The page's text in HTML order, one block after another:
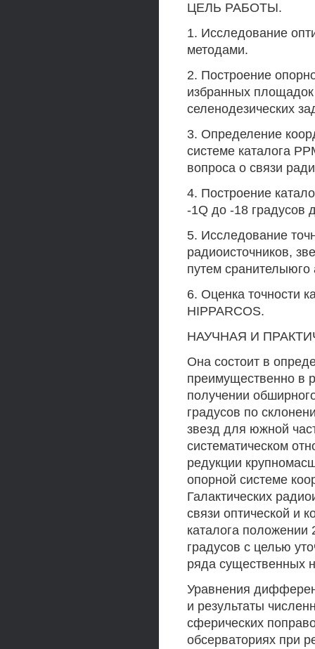
ЦЕЛЬ РАБОТЫ.
1. Исследование
методами.
2. Построение
избранных
селенодезических
3. Определение
системе каталога
вопроса о связи
4. Построение
-1Q до -18 градусов
5. Исследование
радиоисточников,
путем сранителыюго
6. Оценка точности
HIPPARCOS.
НАУЧНАЯ И
Она состоит в
преимущественно в
получении
градусов по
звезд для южной
систематическом
редукции
опорной системе
Галактических
связи оптической и
каталога положении
градусов с целью
ряда существенных
Уравнения
и результаты
сферических
обсерваториях при